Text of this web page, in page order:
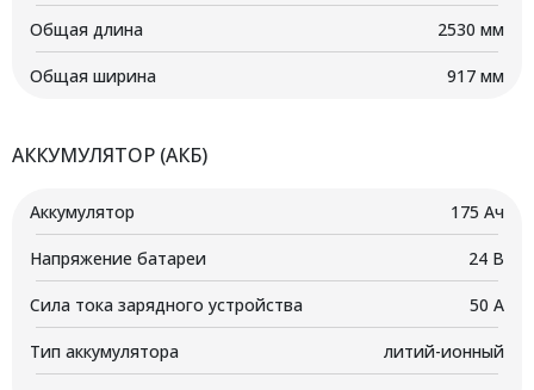
Общая длина 2530 мм
Общая ширина 917 мм
АККУМУЛЯТОР (АКБ)
Аккумулятор 175 Ач
Напряжение батареи 24 B
Сила тока зарядного устройства 50 А
Тип аккумулятора литий-ионный